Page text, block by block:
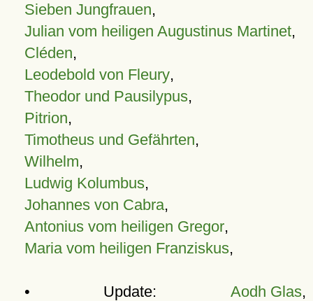
Sieben Jungfrauen,
Julian vom heiligen Augustinus Martinet,
Cléden,
Leodebold von Fleury,
Theodor und Pausilypus,
Pitrion,
Timotheus und Gefährten,
Wilhelm,
Ludwig Kolumbus,
Johannes von Cabra,
Antonius vom heiligen Gregor,
Maria vom heiligen Franziskus,
• Update: Aodh Glas,